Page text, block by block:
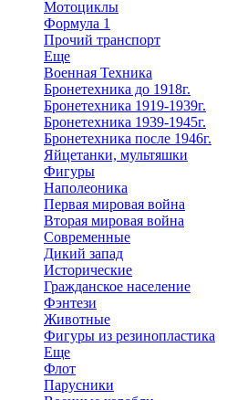
Мотоциклы
Формула 1
Прочий транспорт
Еще
Военная Техника
Бронетехника до 1918г.
Бронетехника 1919-1939г.
Бронетехника 1939-1945г.
Бронетехника после 1946г.
Яйцетанки, мультяшки
Фигуры
Наполеоника
Первая мировая война
Вторая мировая война
Современные
Дикий запад
Исторические
Гражданское население
Фэнтези
Животные
Фигуры из резинопластика
Еще
Флот
Парусники